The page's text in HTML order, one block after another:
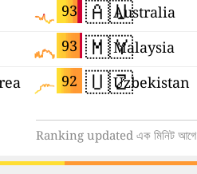
93
93
92
🇦🇺Australia
🇲🇾Malaysia
🇺🇿Uzbekistan
Ranking updated এক মিনিট আগে